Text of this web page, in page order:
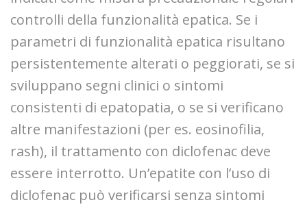
controlli della funzionalità epatica. Se i
parametri di funzionalità epatica risultano
persistentemente alterati o peggiorati, se si
sviluppano segni clinici o sintomi
consistenti di epatopatia, o se si verificano
altre manifestazioni (per es. eosinofilia,
rash), il trattamento con diclofenac deve
essere interrotto. Un’epatite con l’uso di
diclofenac può verificarsi senza sintomi